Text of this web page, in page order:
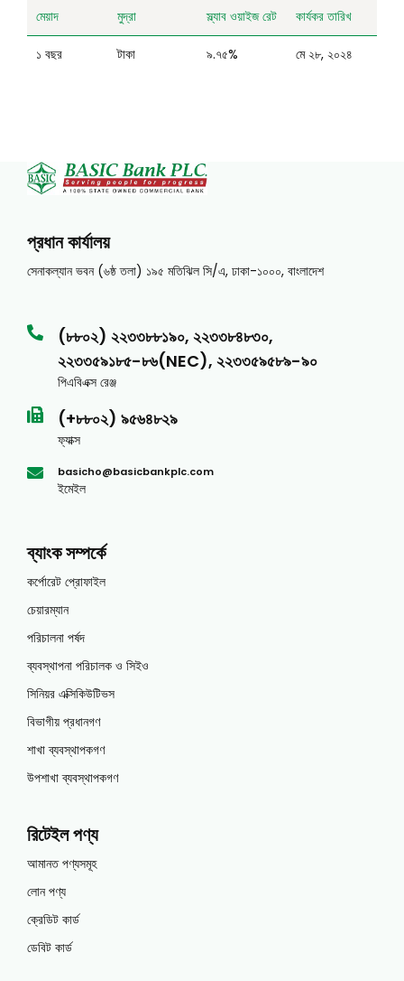
মেয়াদ মুদ্রা স্ল্যাব ওয়াইজ রেট কার্যকর তারিখ
১ বছর টাকা ৯.৭৫% মে ২৮, ২০২৪
প্রধান কার্যালয়
সেনাকল্যান ভবন (৬ষ্ঠ তলা) ১৯৫ মতিঝিল সি/এ, ঢাকা-১০০০, বাংলাদেশ
(৮৮০২) ২২৩৩৮৮১৯০, ২২৩৩৮৪৮৩০,
২২৩৩৫৯১৮৫-৮৬(NEC), ২২৩৩৫৯৫৮৯-৯০
পিএবিএক্স রেঞ্জ
(+৮৮০২) ৯৫৬৪৮২৯
ফ্যাক্স
basicho@basicbankplc.com
ইমেইল
ব্যাংক সম্পর্কে
কর্পোরেট প্রোফাইল
চেয়ারম্যান
পরিচালনা পর্ষদ
ব্যবস্থাপনা পরিচালক ও সিইও
সিনিয়র এক্সিকিউটিভস
বিভাগীয় প্রধানগণ
শাখা ব্যবস্থাপকগণ
উপশাখা ব্যবস্থাপকগণ
রিটেইল পণ্য
আমানত পণ্যসমূহ
লোন পণ্য
ক্রেডিট কার্ড
ডেবিট কার্ড